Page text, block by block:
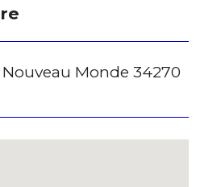
Monde 34270